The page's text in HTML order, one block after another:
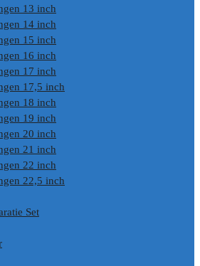
13 inch
14 inch
15 inch
16 inch
17 inch
17,5 inch
18 inch
19 inch
20 inch
21 inch
22 inch
22,5 inch
Set